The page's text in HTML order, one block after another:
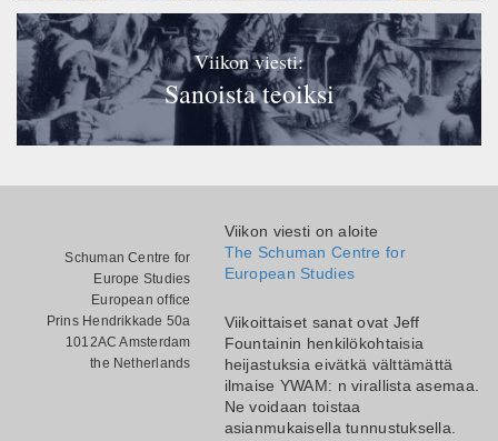
Viikon viesti:
Sanoista teoiksi
Schuman Centre for
Europe Studies
European office
Prins Hendrikkade 50a
1012AC Amsterdam
the Netherlands
Viikon viesti on aloite
The Schuman Centre for
European Studies
Viikoittaiset sanat ovat Jeff
Fountainin henkilökohtaisia
heijastuksia eivätkä välttämättä
ilmaise YWAM: n virallista asemaa.
Ne voidaan toistaa
asianmukaisella tunnustuksella.